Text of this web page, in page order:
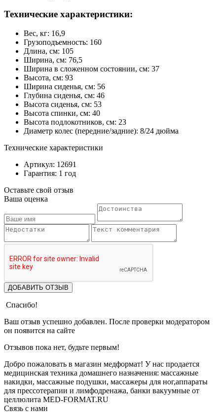
Технические характеристики:
Вес, кг: 16,9
Грузоподъемность: 160
Длина, см: 105
Ширина, см: 76,5
Ширина в сложенном состоянии, см: 37
Высота, см: 93
Ширина сиденья, см: 56
Глубина сиденья, см: 46
Высота сиденья, см: 53
Высота спинки, см: 40
Высота подлокотников, см: 23
Диаметр колес (передние/задние): 8/24 дюйма
Технические характеристики
Артикул: 12691
Гарантия: 1 год
Оставьте свой отзыв
Ваша оценка
ДОБАВИТЬ ОТЗЫВ
Спасибо!
Ваш отзыв успешно добавлен. После проверки модератором
он появится на сайте
Отзывов пока нет, будьте первым!
Добро пожаловать в магазин медформат! У нас продается
медицинская техника домашнего назначения: массажные
накидки, массажные подушки, массажеры для ног,аппараты
для прессотерапии и лимфодренажа, банки вакуумные от
целлюлита MED-FORMAT.RU
Связь с нами